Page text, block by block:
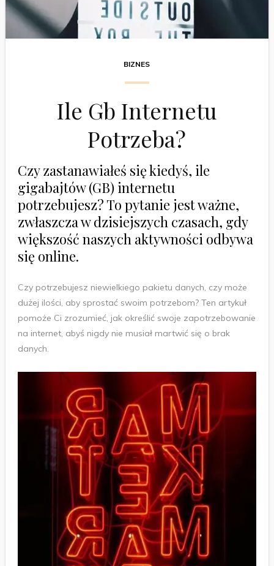
BIZNES
Ile Gb Internetu
Potrzeba?
Czy zastanawiałeś się kiedyś, ile
gigabajtów (GB) internetu
potrzebujesz? To pytanie jest ważne,
zwłaszcza w dzisiejszych czasach, gdy
większość naszych aktywności odbywa
się online.
Czy potrzebujesz niewielkiego pakietu danych, czy może
dużej ilości, aby sprostać swoim potrzebom? Ten artykuł
pomoże Ci zrozumieć, jak określić swoje zapotrzebowanie
na internet, abyś nigdy nie musiał martwić się o brak
danych.